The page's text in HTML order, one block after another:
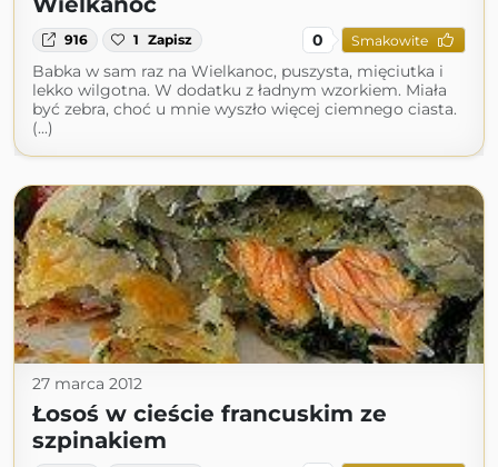
916 1 Zapisz 0 Smakowite
Babka w sam raz na Wielkanoc, puszysta, mięciutka i
lekko wilgotna. W dodatku z ładnym wzorkiem. Miała
być zebra, choć u mnie wyszło więcej ciemnego ciasta.
(...)
27 marca 2012
Łosoś w cieście francuskim ze
szpinakiem